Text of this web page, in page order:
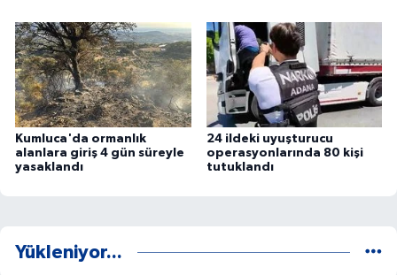
Kumluca'da ormanlık
alanlara giriş 4 gün süreyle
yasaklandı
24 ildeki uyuşturucu
operasyonlarında 80 kişi
tutuklandı
Yükleniyor...